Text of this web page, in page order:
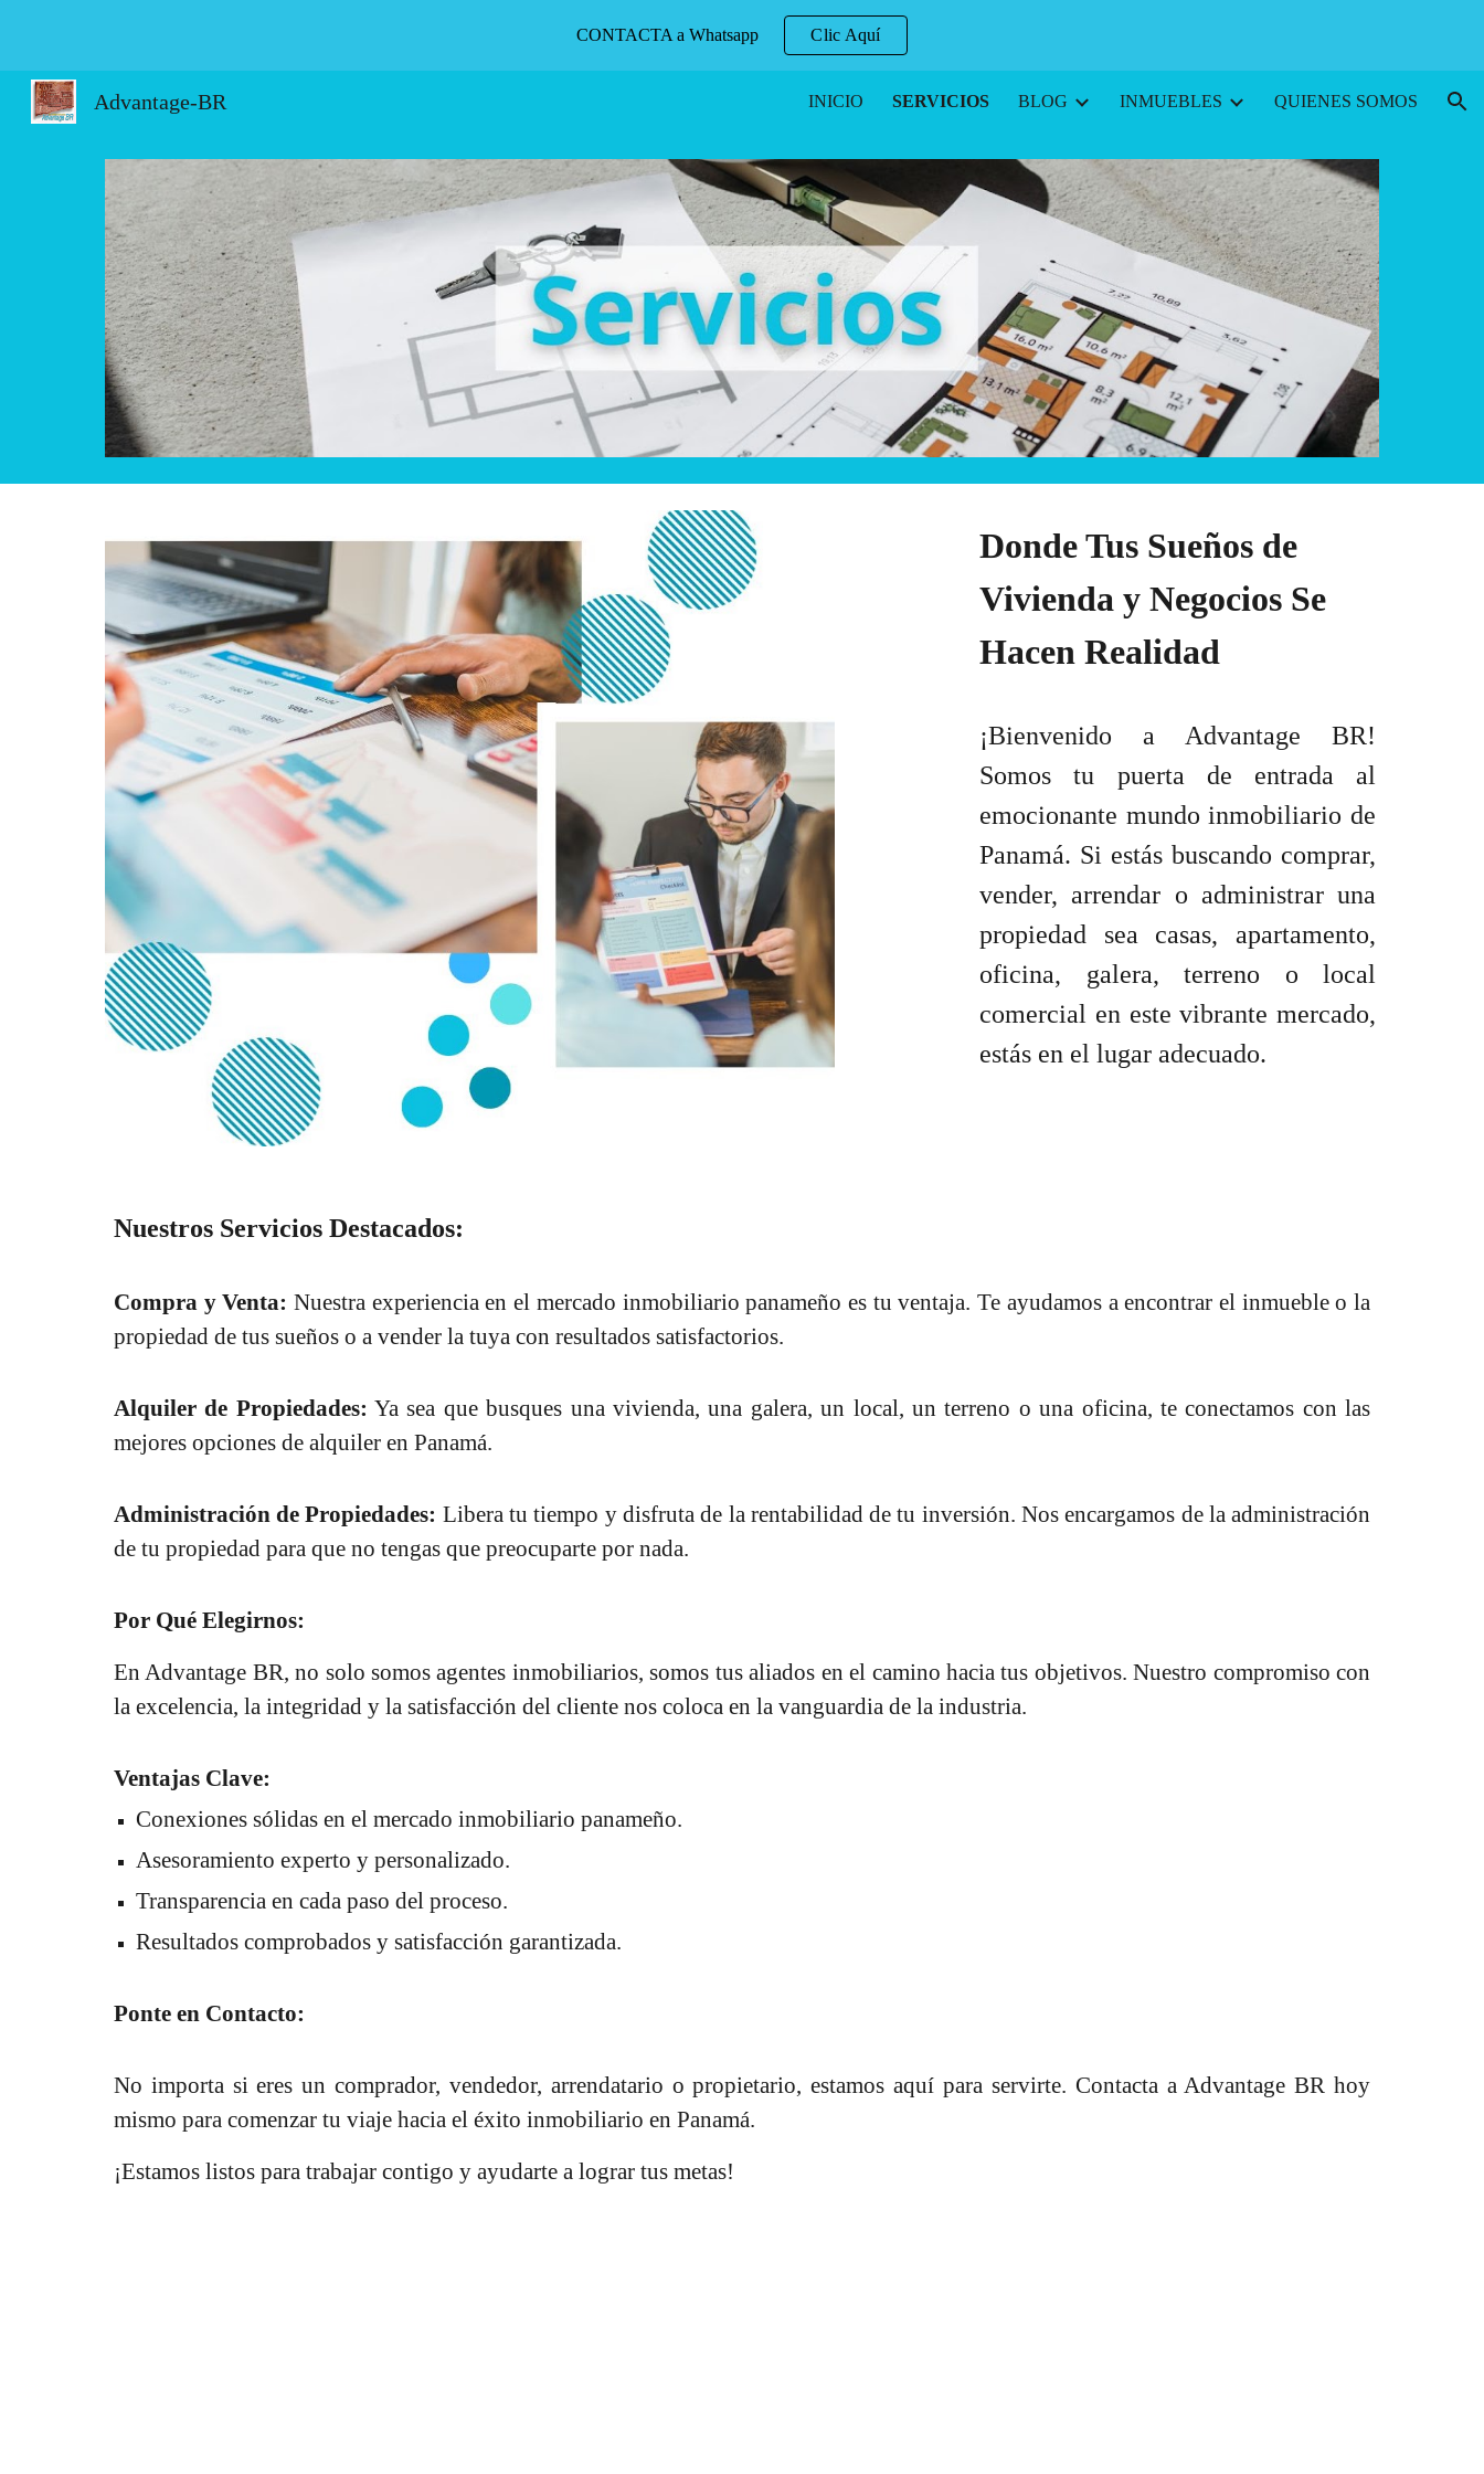
Skip to main content Skip to navigation
CONTACTA a Whatsapp Clic Aquí
Advantage-BR INICIO SERVICIOS BLOG INMUEBLES QUIENES SOMOS
Donde Tus Sueños de
Vivienda y Negocios Se
Hacen Realidad
¡Bienvenido a Advantage BR!
Somos tu puerta de entrada al
emocionante mundo inmobiliario de
Panamá. Si estás buscando comprar,
vender, arrendar o administrar una
propiedad sea casas, apartamento,
oficina, galera, terreno o local
comercial en este vibrante mercado,
estás en el lugar adecuado.
Nuestros Servicios Destacados:
Compra y Venta: Nuestra experiencia en el mercado inmobiliario panameño es tu ventaja. Te ayudamos a encontrar el inmueble o la
propiedad de tus sueños o a vender la tuya con resultados satisfactorios.
Alquiler de Propiedades: Ya sea que busques una vivienda, una galera, un local, un terreno o una oficina, te conectamos con las
mejores opciones de alquiler en Panamá.
Administración de Propiedades: Libera tu tiempo y disfruta de la rentabilidad de tu inversión. Nos encargamos de la administración
de tu propiedad para que no tengas que preocuparte por nada.
Por Qué Elegirnos:
En Advantage BR, no solo somos agentes inmobiliarios, somos tus aliados en el camino hacia tus objetivos. Nuestro compromiso con
la excelencia, la integridad y la satisfacción del cliente nos coloca en la vanguardia de la industria.
Ventajas Clave:
Conexiones sólidas en el mercado inmobiliario panameño.
Asesoramiento experto y personalizado.
Transparencia en cada paso del proceso.
Resultados comprobados y satisfacción garantizada.
Ponte en Contacto:
No importa si eres un comprador, vendedor, arrendatario o propietario, estamos aquí para servirte. Contacta a Advantage BR hoy
mismo para comenzar tu viaje hacia el éxito inmobiliario en Panamá.
¡Estamos listos para trabajar contigo y ayudarte a lograr tus metas!